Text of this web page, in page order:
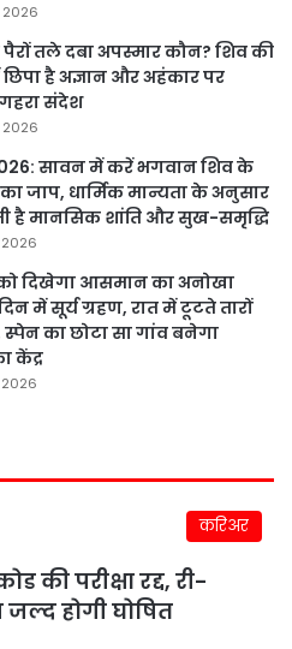
2026
तले दबा अपस्मार कौन? शिव की
छिपा है अज्ञान और अहंकार पर
संदेश
2026
सावन में करें भगवान शिव के
का जाप, धार्मिक मान्यता के अनुसार
है मानसिक शांति और सुख-समृद्धि
दिखेगा आसमान का अनोखा
में सूर्य ग्रहण, रात में टूटते तारों
स्पेन का छोटा सा गांव बनेगा
केंद्र
करिअर
की परीक्षा रद्द, री-
होगी घोषित